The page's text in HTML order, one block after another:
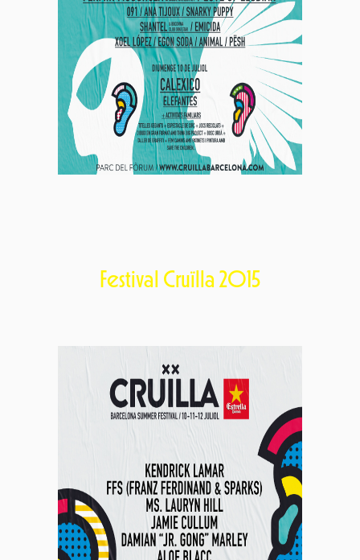
Festival Cruïlla 2015